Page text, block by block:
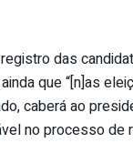
das
que “[n]as
caberá ao
no processo de